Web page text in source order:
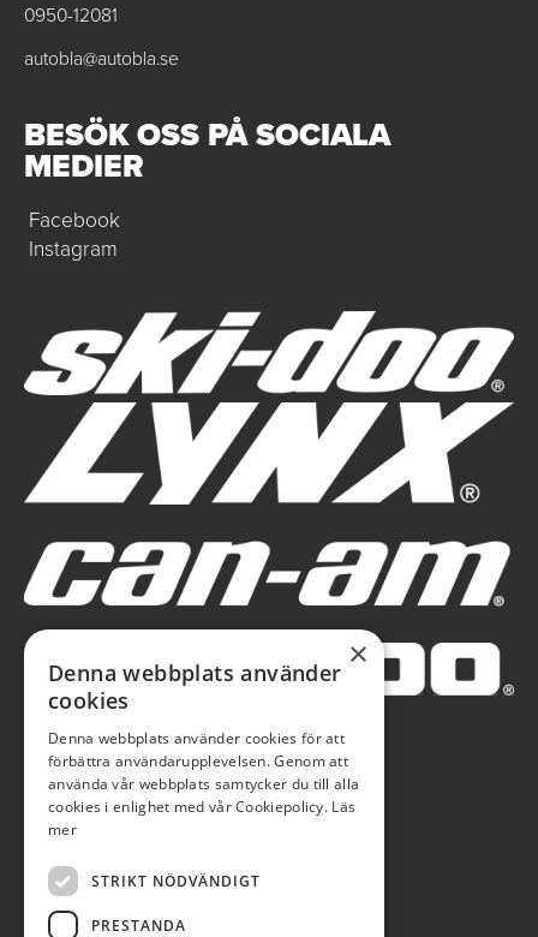
0950-12081
autobla@autobla.se
BESÖK OSS PÅ SOCIALA
MEDIER
Facebook
Instagram
×
Denna webbplats använder
cookies
Denna webbplats använder cookies för att
förbättra användarupplevelsen. Genom att
använda vår webbplats samtycker du till alla
cookies i enlighet med vår Cookiepolicy. Läs
mer
STRIKT NÖDVÄNDIGT
PRESTANDA